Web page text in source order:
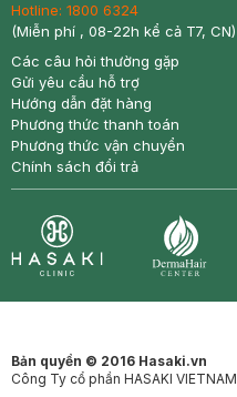
Hotline: 1800 6324
(Miễn phí , 08-22h kể cả T7, CN)
Các câu hỏi thường gặp
Gửi yêu cầu hỗ trợ
Hướng dẫn đặt hàng
Phương thức thanh toán
Phương thức vận chuyển
Chính sách đổi trả
Bản quyền © 2016 Hasaki.vn
Công Ty cổ phần HASAKI VIETNAM